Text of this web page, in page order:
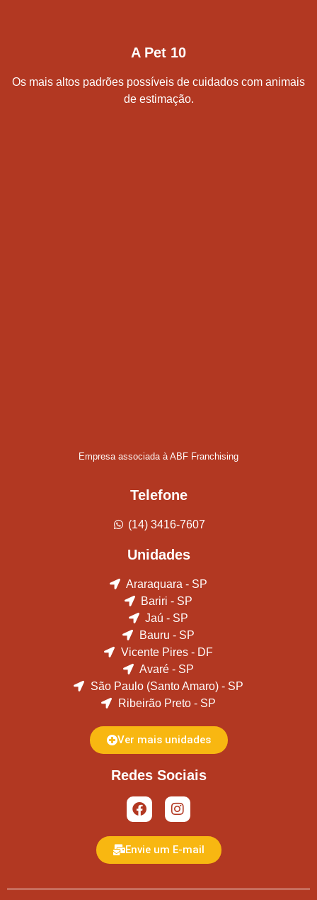
A Pet 10
Os mais altos padrões possíveis de cuidados com animais
de estimação.
Empresa associada à ABF Franchising
Telefone
(14) 3416-7607
Unidades
Araraquara - SP
Bariri - SP
Jaú - SP
Bauru - SP
Vicente Pires - DF
Avaré - SP
São Paulo (Santo Amaro) - SP
Ribeirão Preto - SP
Ver mais unidades
Redes Sociais
Envie um E-mail